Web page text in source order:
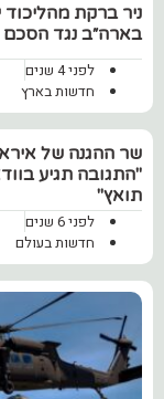
ניר ברקת
בארה״ב נגד הסכם
לפני 4 שנים
חדשות בארץ
‏שר ההגנה של
"התגובה תגיע
תואץ"
לפני 6 שנים
חדשות בעולם